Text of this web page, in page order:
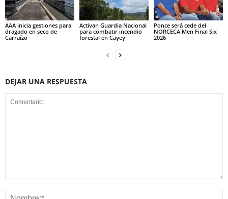
AAA inicia gestiones para
dragado en seco de
Carraízo
Activan Guardia Nacional
para combatir incendio
forestal en Cayey
Ponce será cede del
NORCECA Men Final Six
2026
DEJAR UNA RESPUESTA